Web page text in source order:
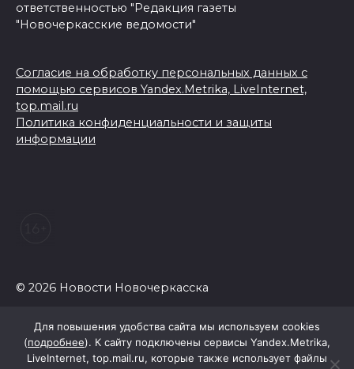
ответственностью "Редакция газеты
"Новочеркасские ведомости"
Согласие на обработку персональных данных с
помощью сервисов Yandex.Metrika, LiveInternet,
top.mail.ru
Политика конфиденциальности и защиты
информации
© 2026 Новости Новочеркасска
Для повышения удобства сайта мы используем cookies
(подробнее). К сайту подключены сервисы Yandex.Metrika,
LiveInternet, top.mail.ru, которые также использует файлы